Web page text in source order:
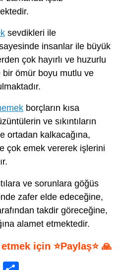
sevdikleri ile
insanlar ile büyük
çok hayırlı ve huzurlu
ömür boyu mutlu ve
borçların kısa
ve sıkıntıların
ortadan kalkacağına,
çok emek vererek işlerini
ve sorunlara göğüs
zafer elde edeceğine,
takdir göreceğine,
alamet etmektedir.
için ⭐Paylaş⭐ 🙏